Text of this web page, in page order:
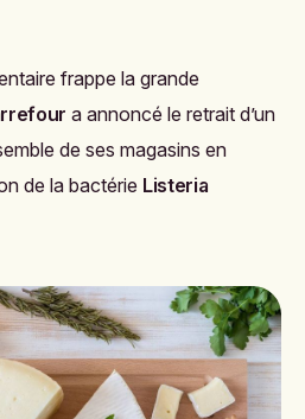
frappe la grande
a annoncé le retrait d’un
de ses magasins en
de la bactérie Listeria